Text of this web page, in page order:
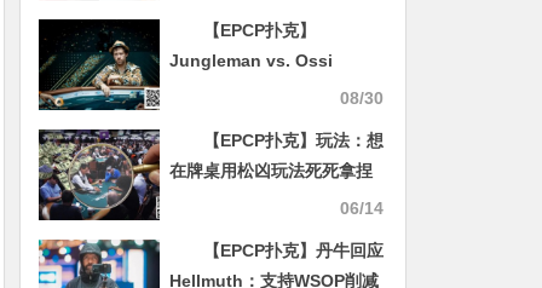
【EPCP扑克】
Jungleman vs. Ossi
Ketola史诗对决：$300万买
08/30
【EPCP扑克】玩法：想
在牌桌用松凶玩法死死拿捏
06/14
【EPCP扑克】丹牛回应
Hellmuth：支持WSOP削减